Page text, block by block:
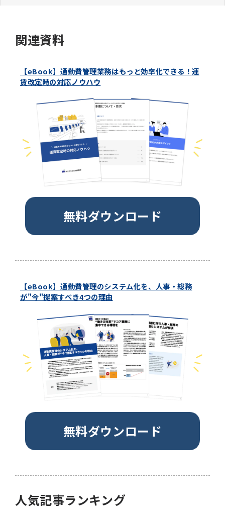
関連資料
【eBook】通勤費管理業務はもっと効率化できる！運
賃改定時の対応ノウハウ
無料ダウンロード
【eBook】通勤費管理のシステム化を、人事・総務
が"今"提案すべき4つの理由
無料ダウンロード
人気記事ランキング